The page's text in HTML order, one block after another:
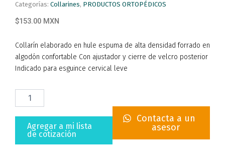
Categorías: Collarines, PRODUCTOS ORTOPÉDICOS
$153.00 MXN
Collarín elaborado en hule espuma de alta densidad forrado en
algodón confortable Con ajustador y cierre de velcro posterior
Indicado para esguince cervical leve
COLLARIN
CERVICAL
SUPERCONFORT
(T/MED)
Agregar a mi lista
de cotización
Contacta a un
asesor